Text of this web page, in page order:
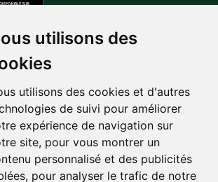
utilisons des
utilisons des cookies et d'autres
de suivi pour améliorer
expérience de navigation sur
site, pour vous montrer un
personnalisé et des publicités
pour analyser le trafic de notre
agréée Paiement sécurisé
Suivez-nous sur